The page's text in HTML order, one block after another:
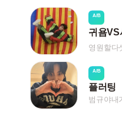
A/B
귀욤VS
A/B
플러팅
범규야내